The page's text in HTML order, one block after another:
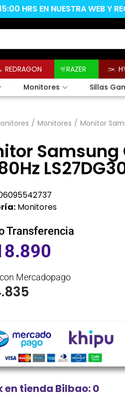
HRS EN NUESTRA WEB Y
REDRAGON RAZER
Monitores Sillas
/ Monitores / Monitor
Samsung
Monitores
Transferencia
Mercadopago
en tienda Bilbao: 0